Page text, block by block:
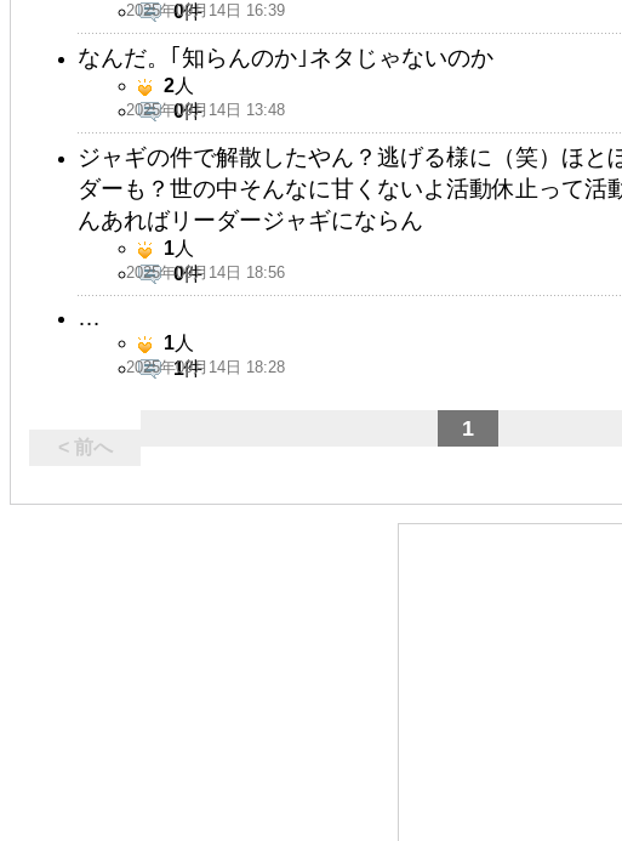
2025年09月14日 16:39
0件
なんだ。｢知らんのか｣ネタじゃないのか
2025年09月14日 13:48
2人
0件
ジャギの件で解散したやん？逃げる様に（笑）ほと
ダーも？世の中そんなに甘くないよ活動休止って活
んあればリーダージャギにならん
2025年09月14日 18:56
1人
0件
…
2025年09月14日 18:28
1人
1件
< 前へ
1